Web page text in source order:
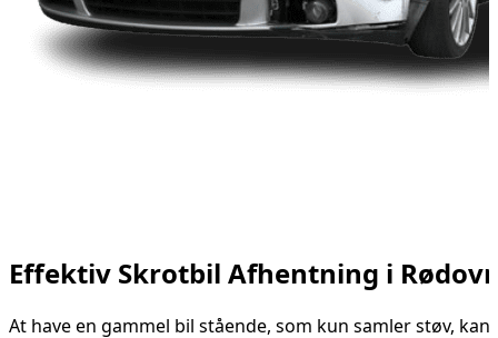
Effektiv Skrotbil Afhentning i
At have en gammel bil stående, som kun samler støv,